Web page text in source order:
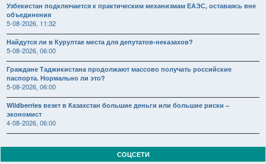
Узбекистан подключается к практическим механизмам ЕАЭС, оставаясь вне
объединения
5-08-2026, 11:32
Найдутся ли в Курултае места для депутатов-неказахов?
5-08-2026, 06:00
Граждане Таджикистана продолжают массово получать российские
паспорта. Нормально ли это?
5-08-2026, 06:00
Wildberries везет в Казахстан большие деньги или большие риски –
экономист
4-08-2026, 06:00
СОЦСЕТИ